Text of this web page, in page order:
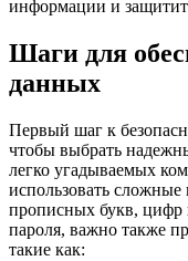
информации и
Шаги для
данных
Первый шаг к
чтобы выбрать
легко угадываемых
использовать
прописных букв, цифр
пароля, важно также
такие как: